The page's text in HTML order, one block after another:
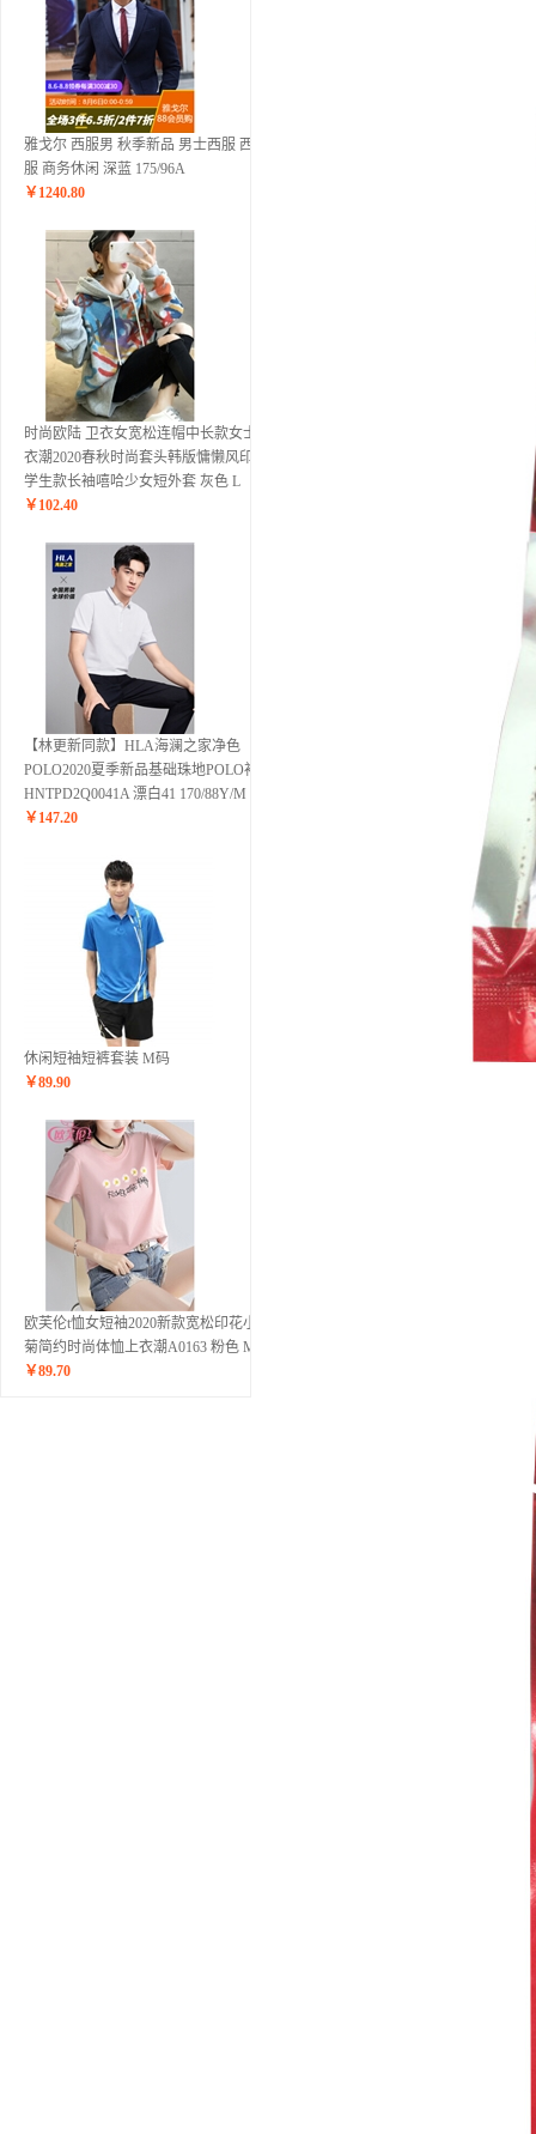
雅戈尔 西服男 秋季新品 男士西服 西便
服 商务休闲 深蓝 175/96A
￥ 1240.80
时尚欧陆 卫衣女宽松连帽中长款女士上
衣潮2020春秋时尚套头韩版慵懒风印花
学生款长袖嘻哈少女短外套 灰色 L
￥ 102.40
【林更新同款】HLA海澜之家净色
POLO2020夏季新品基础珠地POLO衫男
HNTPD2Q0041A 漂白41 170/88Y/M
￥ 147.20
休闲短袖短裤套装 M码
￥89.90
欧芙伦t恤女短袖2020新款宽松印花小雏
菊简约时尚体恤上衣潮A0163 粉色 M
￥89.70